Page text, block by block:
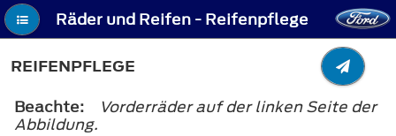
Räder und Reifen - Reifenpflege
REIFENPFLEGE
Beachte:
Vorderräder auf der linken Seite der
Abbildung.